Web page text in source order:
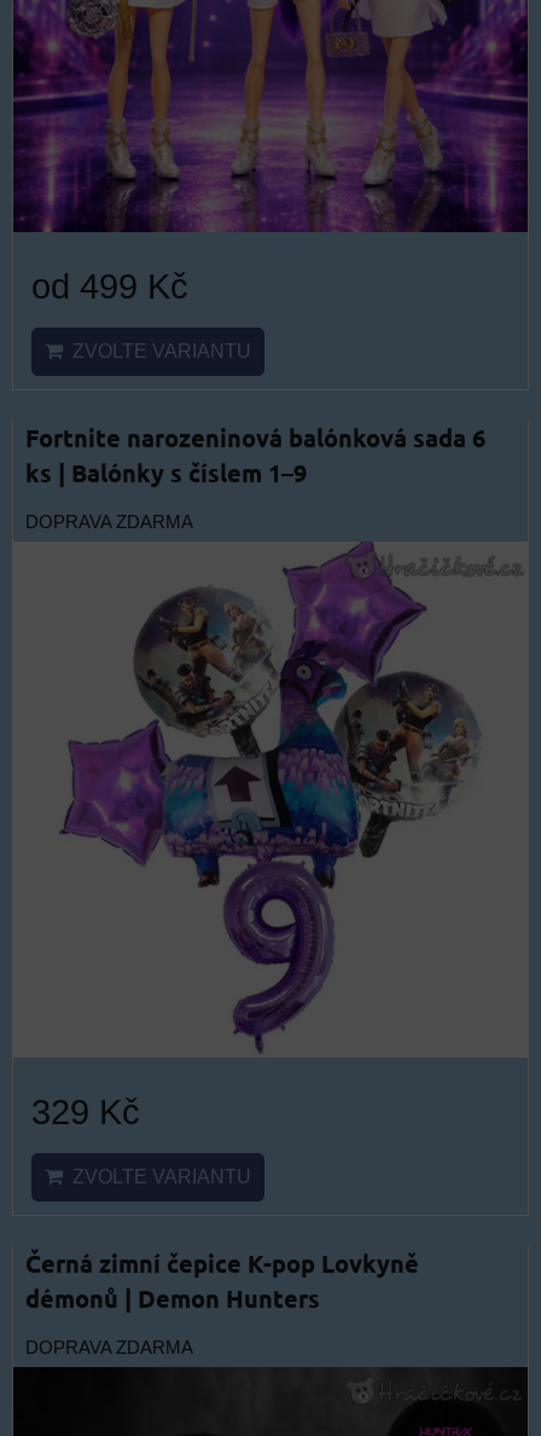
od 499 Kč
ZVOLTE VARIANTU
Fortnite narozeninová balónková sada 6
ks | Balónky s číslem 1–9
DOPRAVA ZDARMA
329 Kč
ZVOLTE VARIANTU
Černá zimní čepice K-pop Lovkyně
démonů | Demon Hunters
DOPRAVA ZDARMA